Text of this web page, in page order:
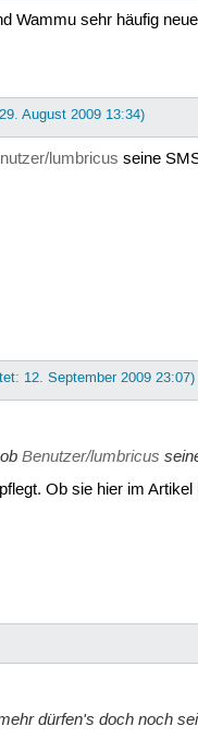
Wammu sehr häufig
August 2009 13:34)
lumbricus seine
12. September 2009 23:07)
Benutzer/lumbricus
Ob sie hier im
dürfen's doch noch